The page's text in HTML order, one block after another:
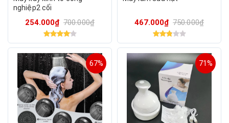
nghiệp2 cối
254.000₫ 700.000₫ 467.000₫ 750.000₫
67% 71%